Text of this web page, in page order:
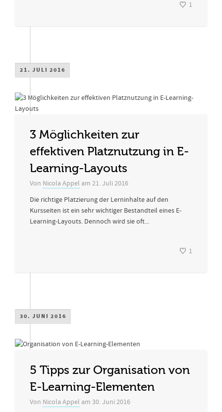
1
21. JULI 2016
3 Möglichkeiten zur
effektiven Platznutzung in E-
Learning-Layouts
Von Nicola Appel am 21. Juli 2016
Die richtige Platzierung der Lerninhalte auf den
Kursseiten ist ein sehr wichtiger Bestandteil eines E-
Learning-Layouts. Dennoch wird sie oft...
1
30. JUNI 2016
5 Tipps zur Organisation von
E-Learning-Elementen
Von Nicola Appel am 30. Juni 2016